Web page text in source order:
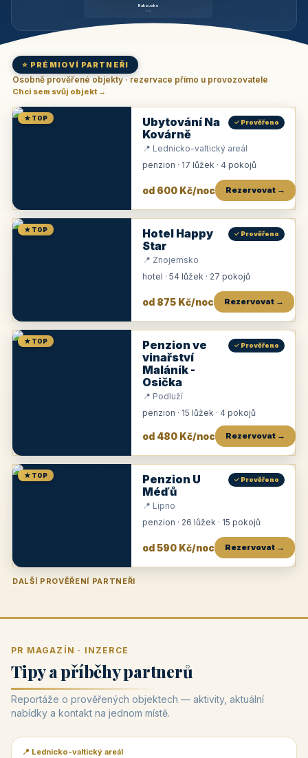
Rakousko
brzy
⭐ PRÉMIOVÍ PARTNEŘI
Osobně prověřené objekty · rezervace přímo u provozovatele
Chci sem svůj objekt →
★ TOP
Ubytování Na
Kovárně
✓ Prověřeno
📍 Lednicko-valtický areál
penzion · 17 lůžek · 4 pokojů
od 600 Kč/noc Rezervovat →
★ TOP
Hotel Happy
Star
✓ Prověřeno
📍 Znojemsko
hotel · 54 lůžek · 27 pokojů
od 875 Kč/noc Rezervovat →
★ TOP
Penzion ve
vinařství
Maláník -
Osička
✓ Prověřeno
📍 Podluží
penzion · 15 lůžek · 4 pokojů
od 480 Kč/noc Rezervovat →
★ TOP
Penzion U
Méďů
✓ Prověřeno
📍 Lipno
penzion · 26 lůžek · 15 pokojů
od 590 Kč/noc Rezervovat →
DALŠÍ PROVĚŘENÍ PARTNEŘI
Penzion U Zámku Pension Faber
PR MAGAZÍN · INZERCE
Tipy a příběhy partnerů
Reportáže o prověřených objektech — aktivity, aktuální
nabídky a kontakt na jednom místě.
📰 PR článek
📍 Lednicko-valtický areál